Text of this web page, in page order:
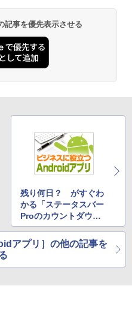
記事を優先表示させる
残り何日？ がすぐわ
かる「ステータスバー
Proのカウントダウ
ン」
アプリ］の他の記事を